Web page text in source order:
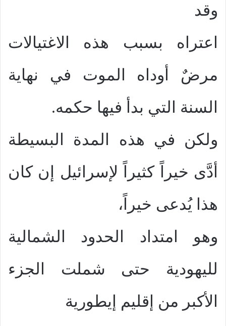
وقد
اعتراه بسبب هذه الاغتيالات
مرضٌ أوداه الموت في نهاية
السنة التي بدأ فيها حكمه.
ولكن في هذه المدة البسيطة
أدَّى خيراً كثيراً لإسرائيل إن كان
هذا يُدعى خيراً،
وهو امتداد الحدود الشمالية
لليهودية حتى شملت الجزء
الأكبر من إقليم إيطورية